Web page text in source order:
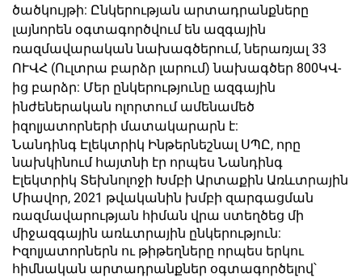
ծածկույթի: Ընկերության արտադրանքները
լայնորեն օգտագործվում են ազգային
ռազմավարական նախագծերում, ներառյալ 33
ՈՒՎՀ (Ուլտրա բարձր լարում) նախագծեր 800ԿՎ-
ից բարձր: Մեր ընկերությունը ազգային
ինժեներական ոլորտում ամենամեծ
իզոլյատորների մատակարարն է:
Նանդինգ Էլեկտրիկ Ինթերնեշնալ ՍՊԸ, որը
նախկինում հայտնի էր որպես Նանդինգ
Էլեկտրիկ Տեխնոլոջի Խմբի Արտաքին Առևտրային
Միավոր, 2021 թվականին խմբի զարգացման
ռազմավարության հիման վրա ստեղծեց մի
միջազգային առևտրային ընկերություն:
Իզոլյատորներն ու թիթեղները որպես երկու
հիմնական արտադրանքներ օգտագործելով՝